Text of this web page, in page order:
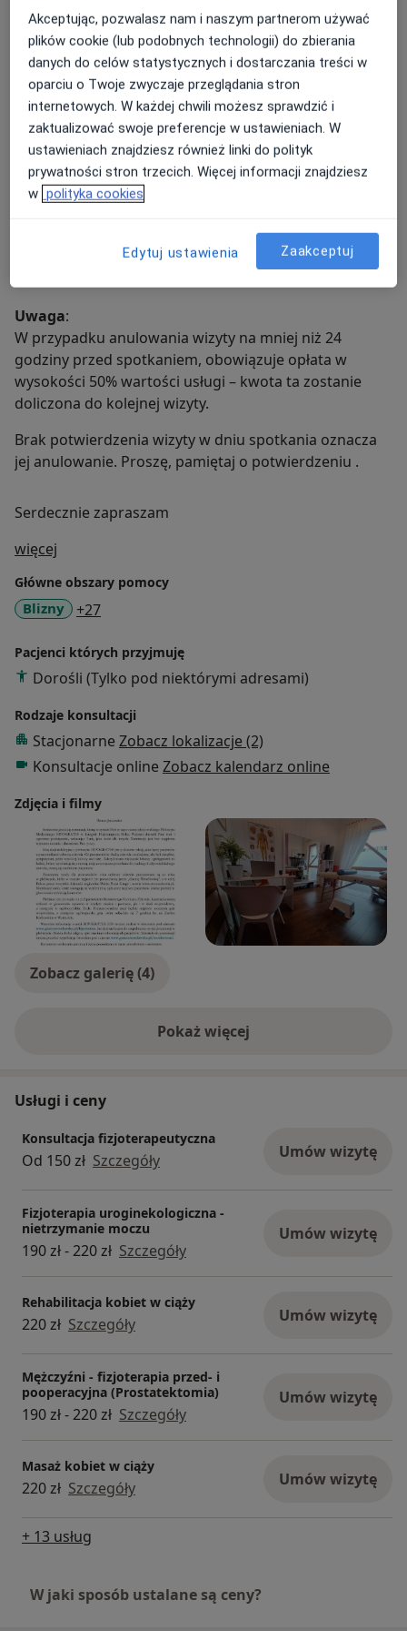
Współpracuję z Anią Kasparzak – specjalistką w
zakresie zdrowia i rehabilitacji – co pozwala nam
oferować kompleksowe i holistyczne podejście do
terapii .
Możesz umówić się na wizytę przez portalZnany
Lekarz, wpisując "Fizjo-Pelviss". Gabinet jest czynny od
poniedziałku do piątku w wybranych godzinach.
odbywać się telefonicznie, przez Skype lub WhatsApp –
bez wychodzenia z domu
Uwaga:
W przypadku anulowania wizyty na mniej niż 24
godziny przed spotkaniem, obowiązuje opłata w
wysokości 50% wartości usługi – kwota ta zostanie
doliczona do kolejnej wizyty.
Brak potwierdzenia wizyty w dniu spotkania oznacza
jej anulowanie. Proszę, pamiętaj o potwierdzeniu .
Serdecznie zapraszam
więcej
Główne obszary pomocy
Blizny +27a11y_sr_more_diseases
Pacjenci których przyjmuję
Dorośli (Tylko pod niektórymi adresami)
Rodzaje konsultacji
Stacjonarne Zobacz lokalizacje (2)
Konsultacje online Zobacz kalendarz online
Zdjęcia i filmy
Zobacz galerię (4)
Pokaż więcejo doświadczeniu
Usługi i ceny
Konsultacja fizjoterapeutyczna
Od 150 zł Szczegóły Umów wizytę
Fizjoterapia uroginekologiczna -
nietrzymanie moczu
190 zł - 220 zł Szczegóły
Umów wizytę
Rehabilitacja kobiet w ciąży
220 zł Szczegóły Umów wizytę
Mężczyźni - fizjoterapia przed- i
pooperacyjna (Prostatektomia)
190 zł - 220 zł Szczegóły
Umów wizytę
Masaż kobiet w ciąży
220 zł Szczegóły Umów wizytę
+ 13 usług
W jaki sposób ustalane są ceny?
Akceptując, pozwalasz nam i naszym partnerom używać
plików cookie (lub podobnych technologii) do zbierania
danych do celów statystycznych i dostarczania treści w
oparciu o Twoje zwyczaje przeglądania stron
internetowych. W każdej chwili możesz sprawdzić i
zaktualizować swoje preferencje w ustawieniach. W
ustawieniach znajdziesz również linki do polityk
prywatności stron trzecich. Więcej informacji znajdziesz
w polityka cookies
Edytuj ustawienia Zaakceptuj